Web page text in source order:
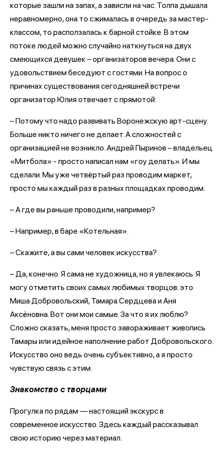
которые зашли на запах, а зависли на час. Толпа дышала
неравномерно, она то сжималась в очередь за мастер-
классом, то расползалась к барной стойке. В этом
потоке людей можно случайно наткнуться на двух
смеющихся девушек – организаторов вечера. Они с
удовольствием беседуют с гостями. На вопрос о
причинах существования сегодняшней встречи
организатор Юлия отвечает с прямотой:
– Потому что надо развивать Воронежскую арт-сцену.
Больше никто ничего не делает. А сложностей с
организацией не возникло. Андрей Пыринов – владельец
«Митбола» - просто написал нам «гоу делать». И мы
сделали. Мы уже четвёртый раз проводим маркет,
просто мы каждый раз в разных площадках проводим.
– А где вы раньше проводили, например?
– Например, в баре «Котельная».
– Скажите, а вы сами человек искусства?
– Да, конечно. Я сама не художница, но я увлекаюсь. Я
могу отметить своих самых любимых творцов: это
Миша Добровольский, Тамара Сердцева и Аня
Аксёновна. Вот они мои самые. За что я их люблю?
Сложно сказать, меня просто завораживает живопись
Тамары или идейное наполнение работ Добровольского.
Искусство оно ведь очень субъективно, а я просто
чувствую связь с этим.
Знакомство с творцами
Прогулка по рядам — настоящий экскурс в
современное искусство. Здесь каждый рассказывал
свою историю через материал.